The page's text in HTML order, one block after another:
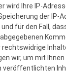
wird Ihre IP-
der IP-
für den Fall,
wir, um mit
veröffentlichten